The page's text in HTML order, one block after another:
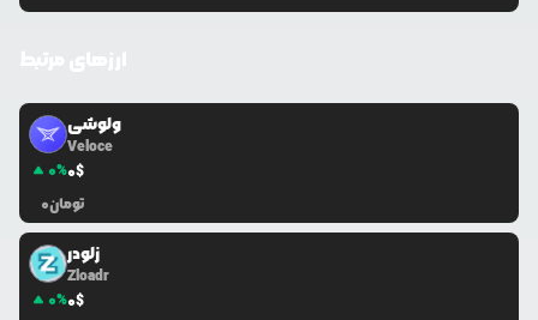
ولوشی
Veloce
0%0$
0تومان
زلودر
Zloadr
0%0$